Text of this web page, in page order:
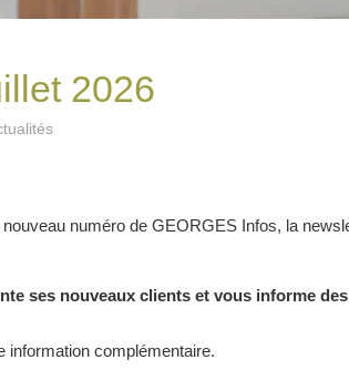
2026
numéro de GEORGES Infos, la
ses nouveaux clients et vous informe
information complémentaire.